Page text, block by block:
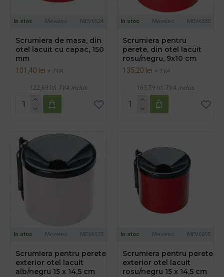
In stoc Mevatec MEV6524
Scrumiera de masa, din
otel lacuit cu capac, 150
mm
101,40 lei + TVA
122,69 lei TVA inclus
In stoc Mevatec MEV6530
Scrumiera pentru
perete, din otel lacuit
rosu/negru, 9x10 cm
135,20 lei + TVA
163,59 lei TVA inclus
In stoc Mevatec MEV6533
Scrumiera pentru perete
exterior otel lacuit
alb/negru 15 x 14,5 cm
In stoc Mevatec MEV6095
Scrumiera pentru perete
exterior otel lacuit
rosu/negru 15 x 14,5 cm